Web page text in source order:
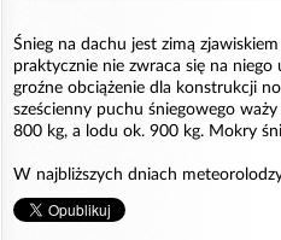
Śnieg na dachu jest zimą
praktycznie nie zwraca się na
groźne obciążenie dla konstrukcji
sześcienny puchu śniegowego
800 kg, a lodu ok. 900 kg. Mokry
W najbliższych dniach